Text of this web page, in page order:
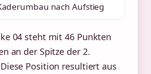
nach Aufstieg
04 steht mit 46 Punkten
an der Spitze der 2.
Position resultiert aus